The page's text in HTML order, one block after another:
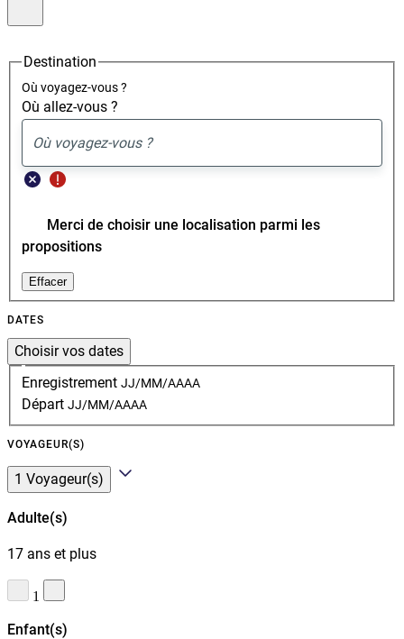
vers
site
Accor
voir
réserver
séjour
Destination
Où voyagez-vous ?
Où allez-vous ?
suggestion
Effacer
la
Merci de choisir une localisation parmi les
propositions
0
suggestion
Effacer
DATES
Choisir vos dates
choisir
vos
dates
de
Enregistrement JJ/MM/AAAA
Départ JJ/MM/AAAA
VOYAGEUR(S)
1 Voyageur(s)
Adulte(s)
17 ans et plus
1
Enfant(s)